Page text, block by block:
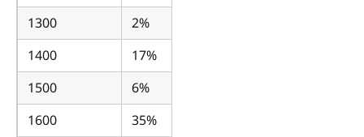
1300
2%
1400
17%
1500
6%
1600
35%